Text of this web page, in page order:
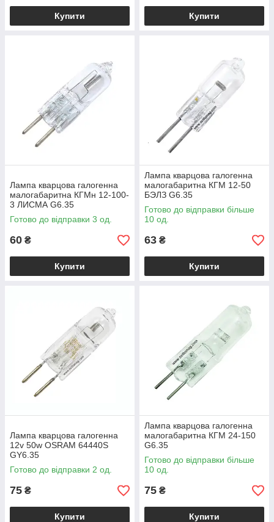
Купити Купити
Лампа кварцова галогенна
малогабаритна КГМн 12-100-
3 ЛИСМА G6.35
Готово до відправки 3 од.
60 ₴
Купити
Лампа кварцова галогенна
малогабаритна КГМ 12-50
БЭЛЗ G6.35
Готово до відправки більше
10 од.
63 ₴
Купити
Лампа кварцова галогенна
12v 50w OSRAM 64440S
GY6.35
Готово до відправки 2 од.
75 ₴
Купити
Лампа кварцова галогенна
малогабаритна КГМ 24-150
G6.35
Готово до відправки більше
10 од.
75 ₴
Купити